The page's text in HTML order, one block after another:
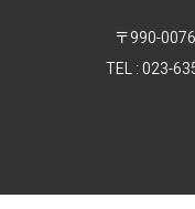
〒990-
TEL : 023-